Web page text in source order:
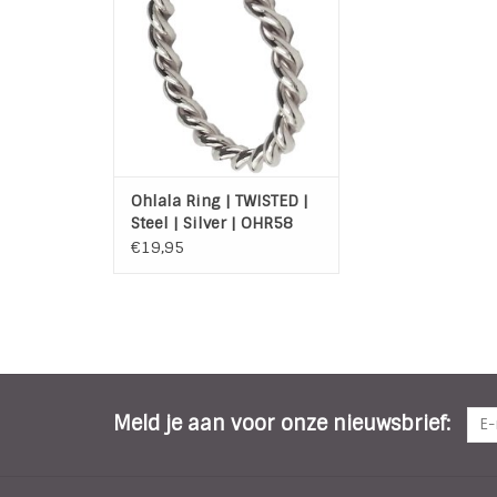
TOEVOEGEN AAN WINKELWAGEN
Ohlala Ring | TWISTED |
Steel | Silver | OHR58
€19,95
Meld je aan voor onze nieuwsbrief: